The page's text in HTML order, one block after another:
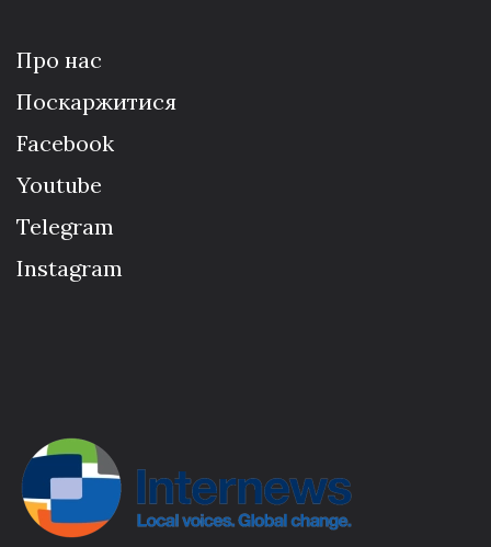
Про нас
Поскаржитися
Facebook
Youtube
Telegram
Instagram